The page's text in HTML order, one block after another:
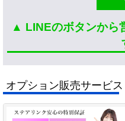
▲ LINEのボタンから
オプション販売サービス